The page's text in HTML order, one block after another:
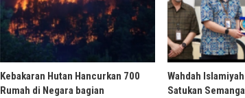
Kebakaran Hutan Hancurkan 700
Rumah di Negara bagian
Wahdah
Satukan